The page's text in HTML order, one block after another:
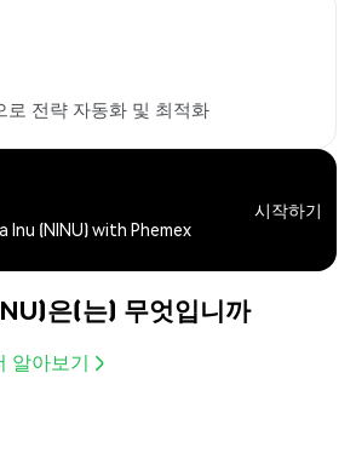
로 전략 자동화 및 최적화
Inu (NINU) with Phemex
시작하기
은(는) 무엇입니까
알아보기